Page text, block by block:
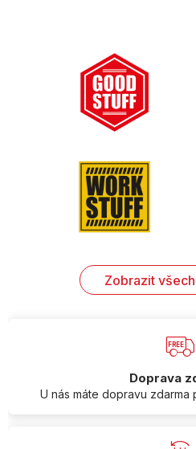
Zobrazit
Doprava
U nás máte dopravu zdarma